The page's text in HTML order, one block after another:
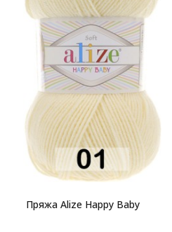
Пряжа Alize Happy Baby